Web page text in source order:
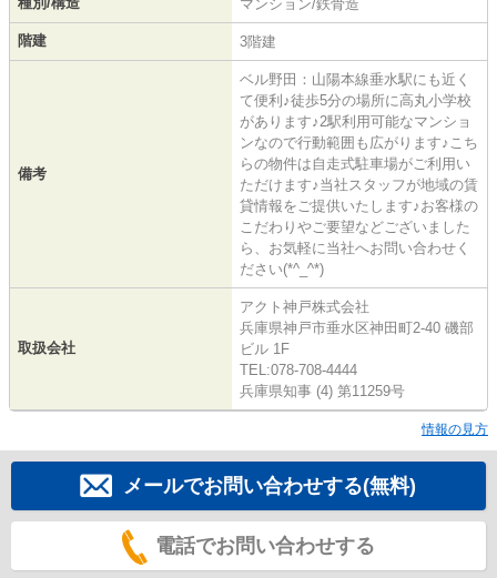
マンション/鉄骨造
階建 3階建
備考
ベル野田：山陽本線垂水駅にも近く
て便利♪徒歩5分の場所に高丸小学校
があります♪2駅利用可能なマンショ
ンなので行動範囲も広がります♪こち
らの物件は自走式駐車場がご利用い
ただけます♪当社スタッフが地域の賃
貸情報をご提供いたします♪お客様の
こだわりやご要望などございました
ら、お気軽に当社へお問い合わせく
ださい(*^_^*)
取扱会社
アクト神戸株式会社
兵庫県神戸市垂水区神田町2-40 磯部
ビル 1F
TEL:078-708-4444
兵庫県知事 (4) 第11259号
情報の見方
メールでお問い合わせする(無料)
電話でお問い合わせする